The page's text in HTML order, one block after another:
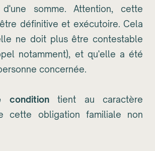
somme. Attention, cette
définitive et exécutoire. Cela
ne doit plus être contestable
notamment), et qu'elle a été
concernée.
conditiontient au caractère
cette obligation familiale non